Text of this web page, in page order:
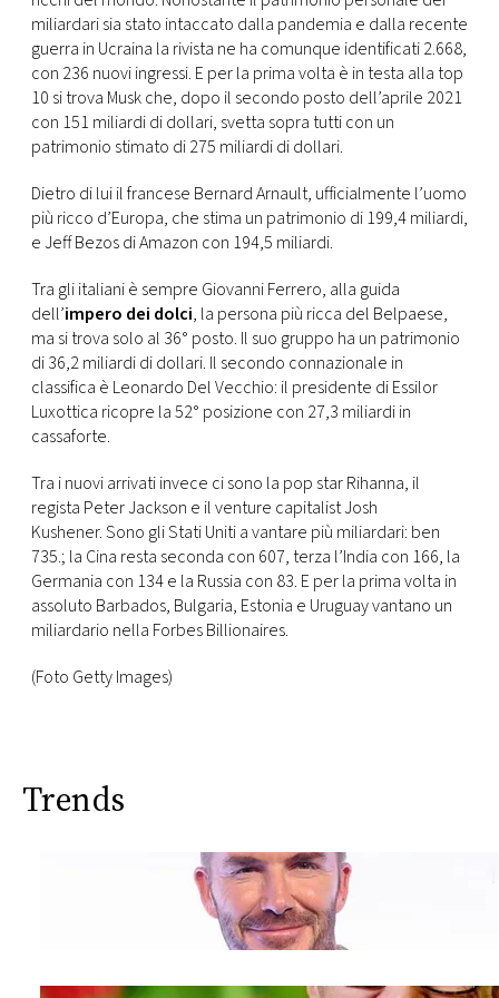
CONSIGLIA
miliardari sia stato intaccato dalla pandemia e dalla recente
guerra in Ucraina la rivista ne ha comunque identificati 2.668,
con 236 nuovi ingressi. E per la prima volta è in testa alla top
10 si trova Musk che, dopo il secondo posto dell’aprile 2021
con 151 miliardi di dollari, svetta sopra tutti con un
patrimonio stimato di 275 miliardi di dollari.
Dietro di lui il francese Bernard Arnault, ufficialmente l’uomo
più ricco d’Europa, che stima un patrimonio di 199,4 miliardi,
e Jeff Bezos di Amazon con 194,5 miliardi.
Tra gli italiani è sempre Giovanni Ferrero, alla guida
dell’impero dei dolci, la persona più ricca del Belpaese,
ma si trova solo al 36° posto. Il suo gruppo ha un patrimonio
di 36,2 miliardi di dollari. Il secondo connazionale in
classifica è Leonardo Del Vecchio: il presidente di Essilor
Luxottica ricopre la 52° posizione con 27,3 miliardi in
cassaforte.
Tra i nuovi arrivati invece ci sono la pop star Rihanna, il
regista Peter Jackson e il venture capitalist Josh
Kushener. Sono gli Stati Uniti a vantare più miliardari: ben
735.; la Cina resta seconda con 607, terza l’India con 166, la
Germania con 134 e la Russia con 83. E per la prima volta in
assoluto Barbados, Bulgaria, Estonia e Uruguay vantano un
miliardario nella Forbes Billionaires.
(Foto Getty Images)
Trends